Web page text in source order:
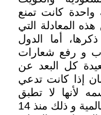
واحدة كانت تمنع
المعادلة التي
أما الدول
و رفع شعارات
كل البعد عن
إذا كانت تدعي
لأنها لا تطبق
القوانين التي جاء بها قبل أي منظمة عالمية و ذلك منذ 14